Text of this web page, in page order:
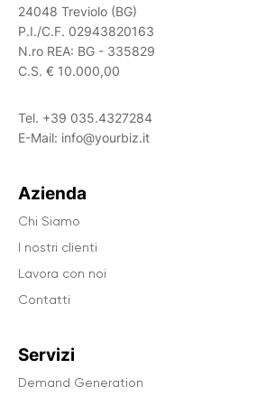
24048 Treviolo (BG)
P.I./C.F. 02943820163
N.ro REA: BG - 335829
C.S. € 10.000,00
Tel. +39 035.4327284
E-Mail: info@yourbiz.it
Azienda
Chi Siamo
I nostri clienti
Lavora con noi
Contatti
Servizi
Demand Generation